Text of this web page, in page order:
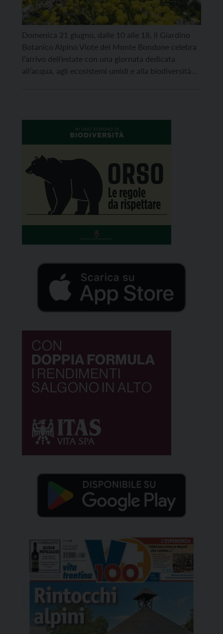
Domenica 21 giugno, dalle 10 alle 18, il Giardino
Botanico Alpino Viote del Monte Bondone celebra
l’arrivo dell’estate con una giornata dedicata
all’acqua, agli ecosistemi umidi e alla biodiversità
compromettere la sopravvivenza della sua […]